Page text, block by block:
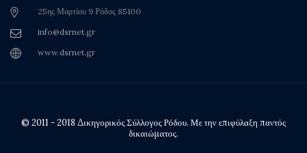
25ης Μαρτίου 9 Ρόδος 85100
info@dsrnet.gr
www.dsrnet.gr
© 2011 - 2018 Δικηγορικός Σύλλογος Ρόδου. Με την επιφύλαξη παντός
δικαιώματος.